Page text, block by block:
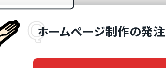
ホームページ制作の発